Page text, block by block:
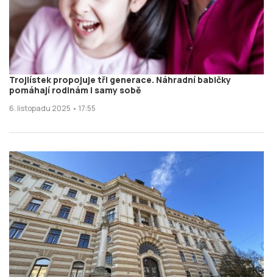
Trojlístek propojuje tři generace. Náhradní babičky
pomáhají rodinám i samy sobě
6. listopadu 2025 • 17:55